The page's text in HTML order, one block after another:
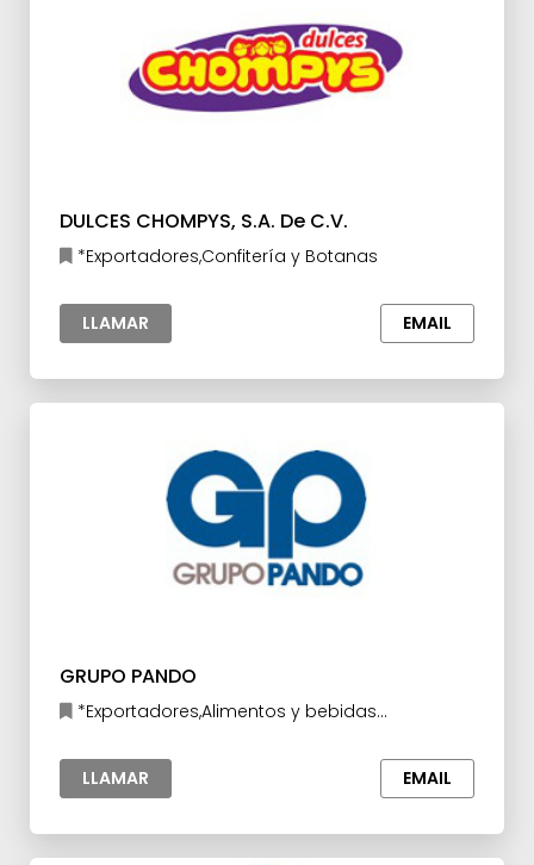
DULCES CHOMPYS, S.A. De C.V.
*Exportadores,Confitería y Botanas
LLAMAR EMAIL
GRUPO PANDO
*Exportadores,Alimentos y bebidas
Tabaco
LLAMAR
EMAIL